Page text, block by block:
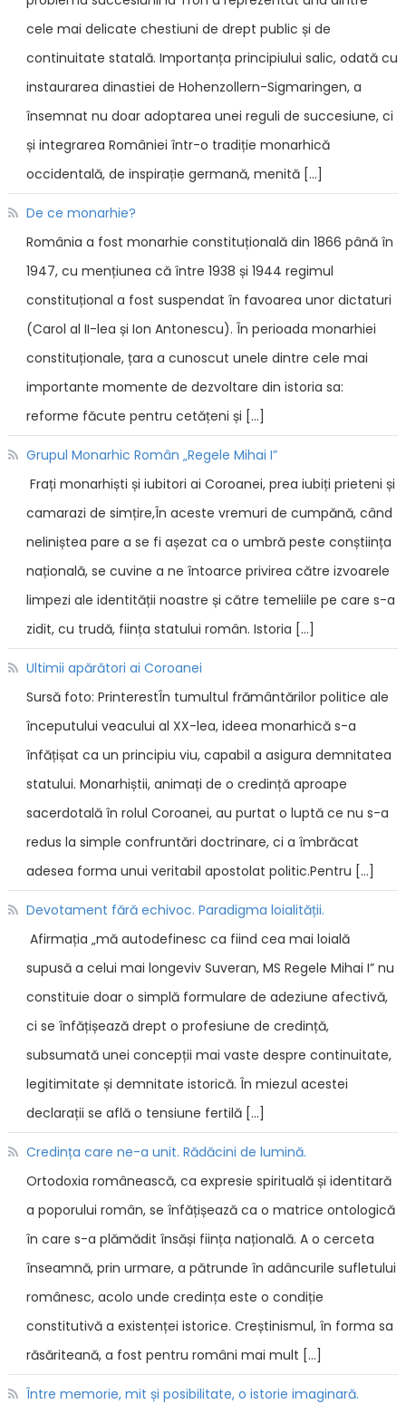
cele mai delicate chestiuni de drept public și de
continuitate statală. Importanța principiului salic, odată cu
instaurarea dinastiei de Hohenzollern-Sigmaringen, a
însemnat nu doar adoptarea unei reguli de succesiune, ci
și integrarea României într-o tradiție monarhică
occidentală, de inspirație germană, menită […]
De ce monarhie?
România a fost monarhie constituțională din 1866 până în
1947, cu mențiunea că între 1938 și 1944 regimul
constituțional a fost suspendat în favoarea unor dictaturi
(Carol al II-lea și Ion Antonescu). În perioada monarhiei
constituționale, țara a cunoscut unele dintre cele mai
importante momente de dezvoltare din istoria sa:
reforme făcute pentru cetățeni și […]
Grupul Monarhic Român „Regele Mihai I”
Frați monarhiști și iubitori ai Coroanei, prea iubiți prieteni și
camarazi de simțire,În aceste vremuri de cumpănă, când
neliniștea pare a se fi așezat ca o umbră peste conștiința
națională, se cuvine a ne întoarce privirea către izvoarele
limpezi ale identității noastre și către temeliile pe care s-a
zidit, cu trudă, ființa statului român. Istoria […]
Ultimii apărători ai Coroanei
Sursă foto: PrinterestÎn tumultul frământărilor politice ale
începutului veacului al XX-lea, ideea monarhică s-a
înfățișat ca un principiu viu, capabil a asigura demnitatea
statului. Monarhiștii, animați de o credință aproape
sacerdotală în rolul Coroanei, au purtat o luptă ce nu s-a
redus la simple confruntări doctrinare, ci a îmbrăcat
adesea forma unui veritabil apostolat politic.Pentru […]
Devotament fără echivoc. Paradigma loialității.
Afirmația „mă autodefinesc ca fiind cea mai loială
supusă a celui mai longeviv Suveran, MS Regele Mihai I” nu
constituie doar o simplă formulare de adeziune afectivă,
ci se înfățișează drept o profesiune de credință,
subsumată unei concepții mai vaste despre continuitate,
legitimitate și demnitate istorică. În miezul acestei
declarații se află o tensiune fertilă […]
Credința care ne-a unit. Rădăcini de lumină.
Ortodoxia românească, ca expresie spirituală și identitară
a poporului român, se înfățișează ca o matrice ontologică
în care s-a plămădit însăși ființa națională. A o cerceta
înseamnă, prin urmare, a pătrunde în adâncurile sufletului
românesc, acolo unde credința este o condiție
constitutivă a existenței istorice. Creștinismul, în forma sa
răsăriteană, a fost pentru români mai mult […]
Între memorie, mit și posibilitate, o istorie imaginară.